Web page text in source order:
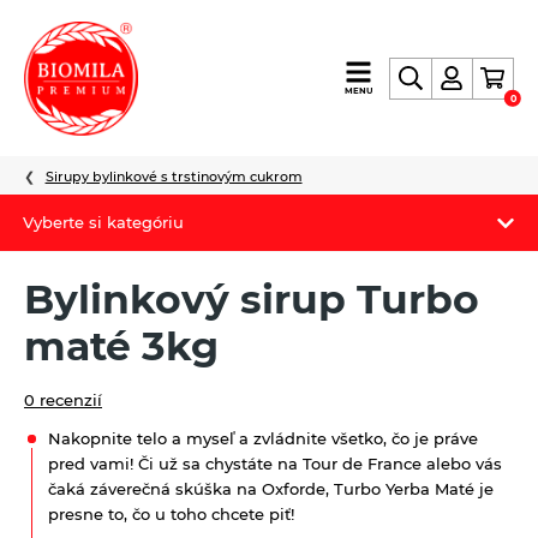
výroba
a
nielen
MENU
0
Vyberte si kategóriu
Letný Biomilatip 18% zľava
Fermato
Novinky
Sirupy bylinkové s trstinovým cukrom
Bylinkový sirup Turbo
maté 3kg
0 recenzií
Nakopnite telo a myseľ a zvládnite všetko, čo je práve
pred vami! Či už sa chystáte na Tour de France alebo vás
čaká záverečná skúška na Oxforde, Turbo Yerba Maté je
presne to, čo u toho chcete piť!